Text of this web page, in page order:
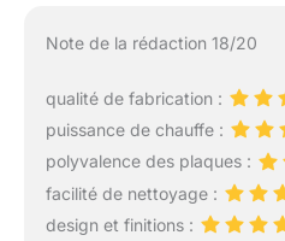
Note de la rédaction 18/20
qualité de fabrication :
puissance de chauffe :
polyvalence des plaques :
facilité de nettoyage :
design et finitions :